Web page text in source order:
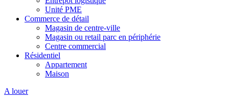
Unité PME
Commerce de détail
Magasin de centre-ville
Magasin ou retail parc en périphérie
Centre commercial
Résidentiel
Appartement
Maison
A louer